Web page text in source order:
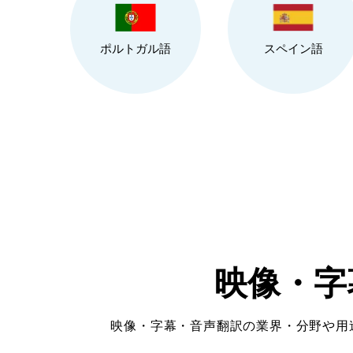
ポルトガル語 スペイン語
映像・
映像・字幕・音声翻訳の業界・分野や